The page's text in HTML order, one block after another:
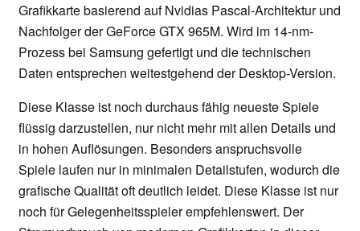
Grafikkarte basierend auf Nvidias Pascal-Architektur und
Nachfolger der GeForce GTX 965M. Wird im 14-nm-
Prozess bei Samsung gefertigt und die technischen
Daten entsprechen weitestgehend der Desktop-Version.
Diese Klasse ist noch durchaus fähig neueste Spiele
flüssig darzustellen, nur nicht mehr mit allen Details und
in hohen Auflösungen. Besonders anspruchsvolle
Spiele laufen nur in minimalen Detailstufen, wodurch die
grafische Qualität oft deutlich leidet. Diese Klasse ist nur
noch für Gelegenheitsspieler empfehlenswert. Der